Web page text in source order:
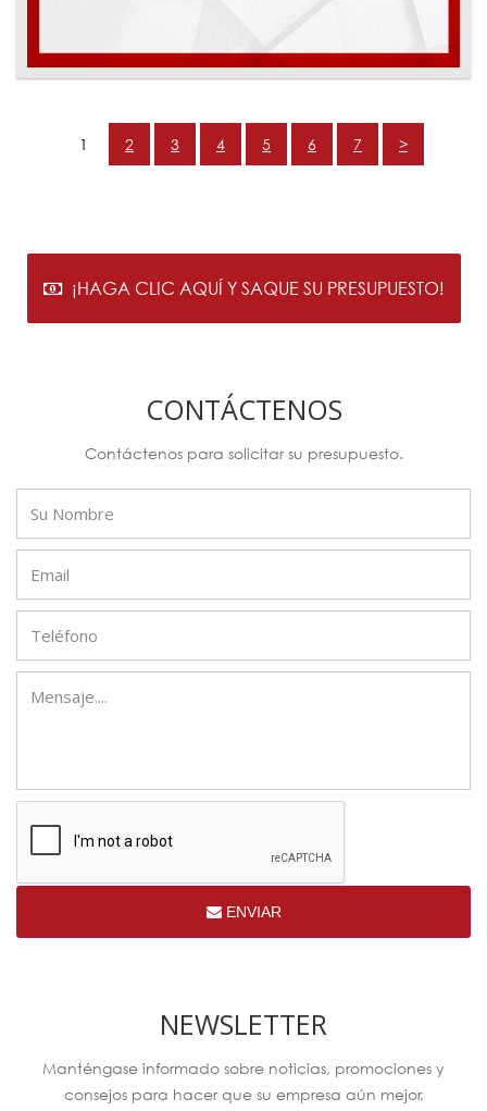
1 2 3 4 5 6 7 >
¡HAGA CLIC AQUÍ Y SAQUE SU PRESUPUESTO!
CONTÁCTENOS
Contáctenos para solicitar su presupuesto.
ENVIAR
NEWSLETTER
Manténgase informado sobre noticias, promociones y
consejos para hacer que su empresa aún mejor.